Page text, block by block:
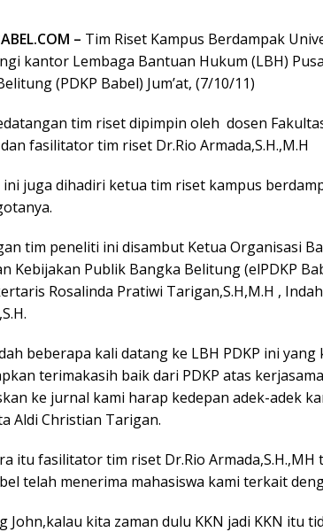
– Tim Riset Kampus Berdampak
kantor Lembaga Bantuan Hukum (LBH)
(PDKP Babel) Jum’at, (7/10/11)
tim riset dipimpin oleh dosen
fasilitator tim riset Dr.Rio Armada,S.H.,M.H
ini juga dihadiri ketua tim riset kampus
tim peneliti ini disambut Ketua Organisasi
Kebijakan Publik Bangka Belitung (elPDKP
Rosalinda Pratiwi Tarigan,S.H,M.H ,
beberapa kali datang ke LBH PDKP ini
terimakasih baik dari PDKP atas
ke jurnal kami harap kedepan adek-adek
Aldi Christian Tarigan.
itu fasilitator tim riset Dr.Rio
telah menerima mahasiswa kami terkait
John,kalau kita zaman dulu KKN jadi KKN itu